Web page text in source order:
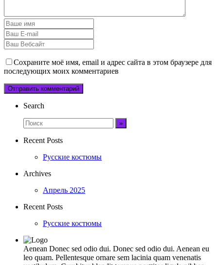
Сохраните моё имя, email и адрес сайта в этом браузере для
последующих моих комментариев
Search
Recent Posts
Русские костюмы
Archives
Апрель 2025
Recent Posts
Русские костюмы
Aenean Donec sed odio dui. Donec sed odio dui. Aenean eu
leo quam. Pellentesque ornare sem lacinia quam venenatis